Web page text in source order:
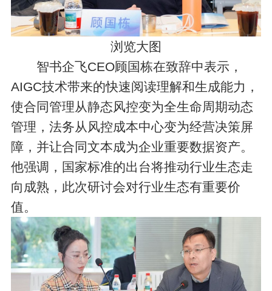
浏览大图
智书企飞CEO顾国栋在致辞中表示，
AIGC技术带来的快速阅读理解和生成能力，
使合同管理从静态风控变为全生命周期动态
管理，法务从风控成本中心变为经营决策屏
障，并让合同文本成为企业重要数据资产。
他强调，国家标准的出台将推动行业生态走
向成熟，此次研讨会对行业生态有重要价
值。